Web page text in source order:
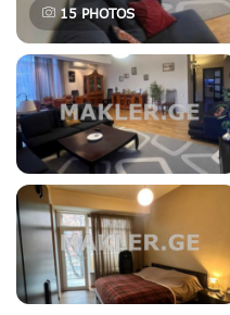
15PHOTOS